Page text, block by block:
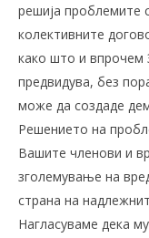
решија проблемите
колективните
како што и впрочем
предвидува, без
може да создаде
Решението на
Вашите членови и
зголемување на
страна на
Нагласуваме дека